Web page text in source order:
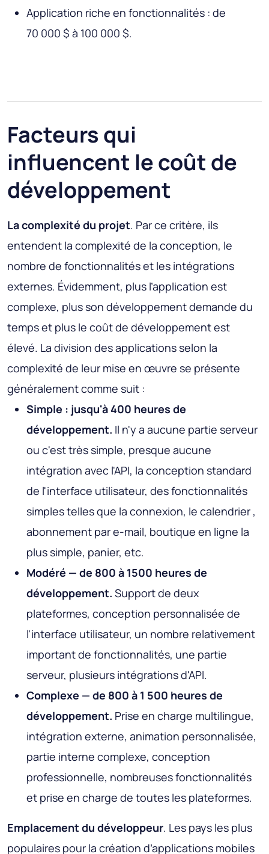
Application riche en fonctionnalités : de
70 000 $ à 100 000 $.
Facteurs qui
influencent le coût de
développement
La complexité du projet. Par ce critère, ils
entendent la complexité de la conception, le
nombre de fonctionnalités et les intégrations
externes. Évidemment, plus l’application est
complexe, plus son développement demande du
temps et plus le coût de développement est
élevé. La division des applications selon la
complexité de leur mise en œuvre se présente
généralement comme suit :
Simple : jusqu'à 400 heures de
développement. Il n'y a aucune partie serveur
ou c'est très simple, presque aucune
intégration avec l'API, la conception standard
de l'interface utilisateur, des fonctionnalités
simples telles que la connexion, le calendrier ,
abonnement par e-mail, boutique en ligne la
plus simple, panier, etc.
Modéré — de 800 à 1500 heures de
développement. Support de deux
plateformes, conception personnalisée de
l'interface utilisateur, un nombre relativement
important de fonctionnalités, une partie
serveur, plusieurs intégrations d'API.
Complexe — de 800 à 1 500 heures de
développement. Prise en charge multilingue,
intégration externe, animation personnalisée,
partie interne complexe, conception
professionnelle, nombreuses fonctionnalités
et prise en charge de toutes les plateformes.
Emplacement du développeur. Les pays les plus
populaires pour la création d’applications mobiles